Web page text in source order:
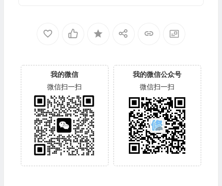
我的微信
微信扫一扫
我的微信公众号
微信扫一扫